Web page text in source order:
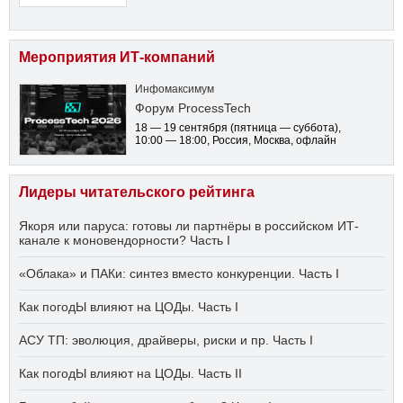
Мероприятия ИТ-компаний
Инфомаксимум
Форум ProcessTech
18 — 19 сентября (пятница — суббота),
10:00 — 18:00, Россия, Москва, офлайн
Лидеры читательского рейтинга
Якоря или паруса: готовы ли партнёры в российском ИТ-
канале к моновендорности? Часть I
«Облака» и ПАКи: синтез вместо конкуренции. Часть I
Как погодЫ влияют на ЦОДы. Часть I
АСУ ТП: эволюция, драйверы, риски и пр. Часть I
Как погодЫ влияют на ЦОДы. Часть II